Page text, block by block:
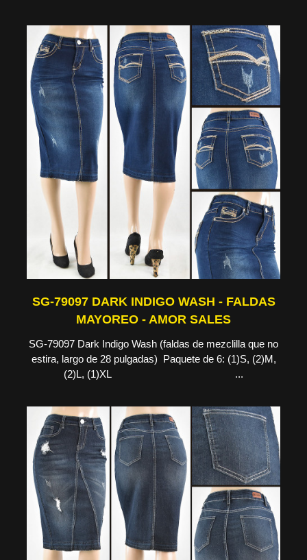
SG-79097 DARK INDIGO WASH - FALDAS
MAYOREO - AMOR SALES
SG-79097 Dark Indigo Wash (faldas de mezclilla que no
estira, largo de 28 pulgadas) Paquete de 6: (1)S, (2)M,
(2)L, (1)XL ...